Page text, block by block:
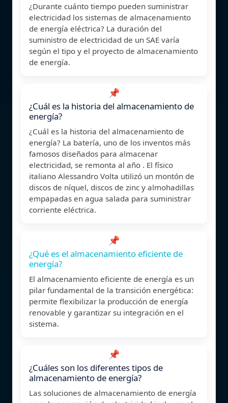
¿Durante cuánto tiempo pueden suministrar
electricidad los sistemas de almacenamiento
de energía eléctrica? La duración del
suministro de electricidad de un SAE varía
según el tipo y el proyecto de almacenamiento
de energía.
📌
¿Cuál es la historia del almacenamiento de
energía?
¿Cuál es la historia del almacenamiento de
energía? La batería, uno de los inventos más
famosos diseñados para almacenar
electricidad, se remonta al año . El físico
italiano Alessandro Volta utilizó un montón de
discos de níquel, discos de zinc y almohadillas
empapadas en agua salada para suministrar
corriente eléctrica.
📌
¿Qué es el almacenamiento eficiente de
energía?
El almacenamiento eficiente de energía es un
pilar fundamental de la transición energética:
permite flexibilizar la producción de energía
renovable y garantizar su integración en el
sistema.
📌
¿Cuáles son los diferentes tipos de
almacenamiento de energía?
Las soluciones de almacenamiento de energía